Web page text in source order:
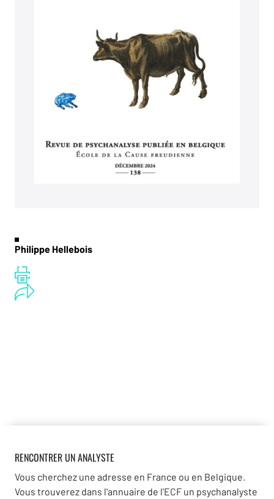
Philippe Hellebois
RENCONTRER UN ANALYSTE
Vous cherchez une adresse en France ou en Belgique.
Vous trouverez dans l'annuaire de l'ECF un psychanalyste